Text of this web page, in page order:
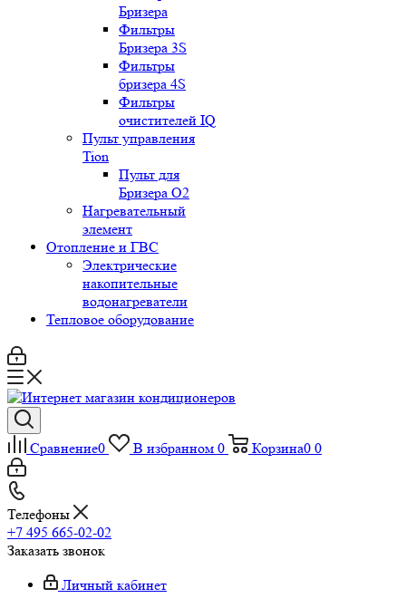
Бризера
Фильтры
Бризера 3S
Фильтры
бризера 4S
Фильтры
очистителей IQ
Пульт управления
Tion
Пульт для
Бризера O2
Нагревательный
элемент
Отопление и ГВС
Электрические
накопительные
водонагреватели
Тепловое оборудование
Сравнение0 В избранном 0 Корзина0 0
Телефоны
+7 495 665-02-02
Заказать звонок
Личный кабинет